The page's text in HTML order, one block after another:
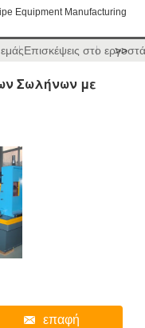
Equipment Manufacturing
Επισκέψεις στο >>
Σωλήνων με
επαφή